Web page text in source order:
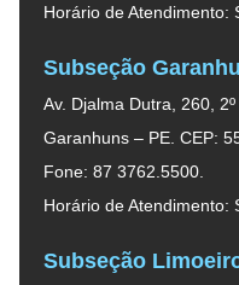
Horário de Atendimento:
Subseção
Av. Djalma Dutra, 260,
Garanhuns – PE. CEP:
Fone: 87 3762.5500.
Horário de Atendimento:
Subseção